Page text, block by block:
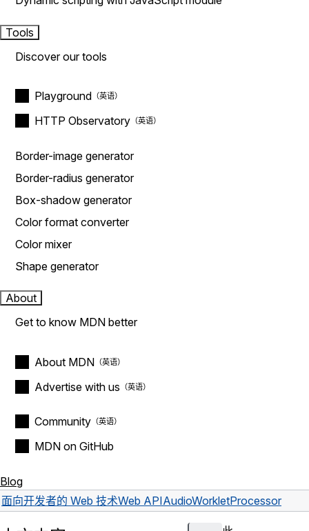
Tools
Discover our tools
Playground
HTTP Observatory
Border-image generator
Border-radius generator
Box-shadow generator
Color format converter
Color mixer
Shape generator
About
Get to know MDN better
About MDN
Advertise with us
Community
MDN on GitHub
Blog
面向开发者的 Web 技术Web APIAudioWorkletProcessor